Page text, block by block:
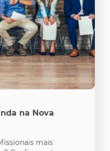
na Nova
mais